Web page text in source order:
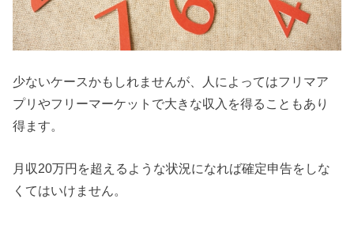
少ないケースかもしれませんが、人によってはフリマア
プリやフリーマーケットで大きな収入を得ることもあり
得ます。
月収20万円を超えるような状況になれば確定申告をしな
くてはいけません。